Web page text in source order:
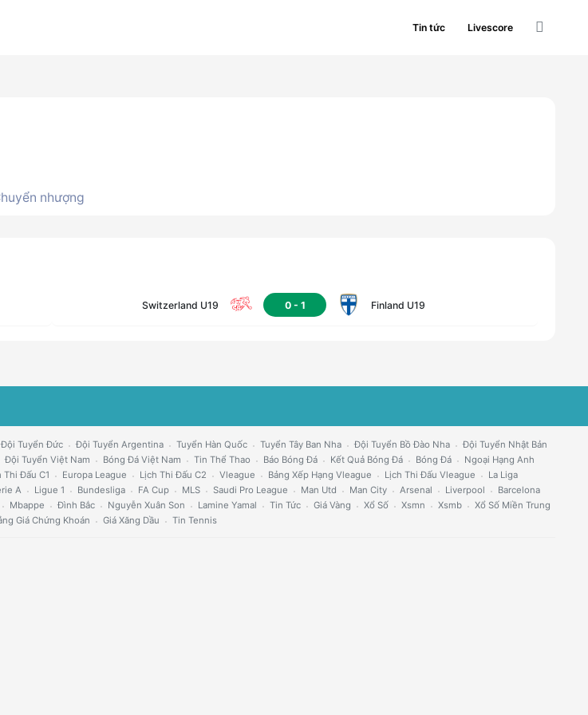
Tin tức Livescore
nhượng
Switzerland U19 0- 1 Finland U19
Đội Tuyển Đức Đội Tuyển Argentina Tuyển Hàn Quốc Tuyển Tây Ban Nha Đội Tuyển Bồ Đào Nha
Đội Tuyển Nhật Bản
Đội Tuyển Việt Nam Bóng Đá Việt Nam Tin Thể Thao Báo Bóng Đá Kết Quả Bóng Đá Bóng Đá
Ngoại Hạng Anh
Thi Đấu C1 Europa League Lịch Thi Đấu C2 Vleague Bảng Xếp Hạng Vleague Lịch Thi Đấu Vleague
La Liga
A Ligue 1 Bundesliga FA Cup MLS Saudi Pro League Man Utd Man City Arsenal Liverpool
Barcelona
Mbappe Đình Bắc Nguyễn Xuân Son Lamine Yamal Tin Tức Giá Vàng Xổ Số Xsmn Xsmb
Xổ Số Miền Trung
Giá Chứng Khoán Giá Xăng Dầu Tin Tennis